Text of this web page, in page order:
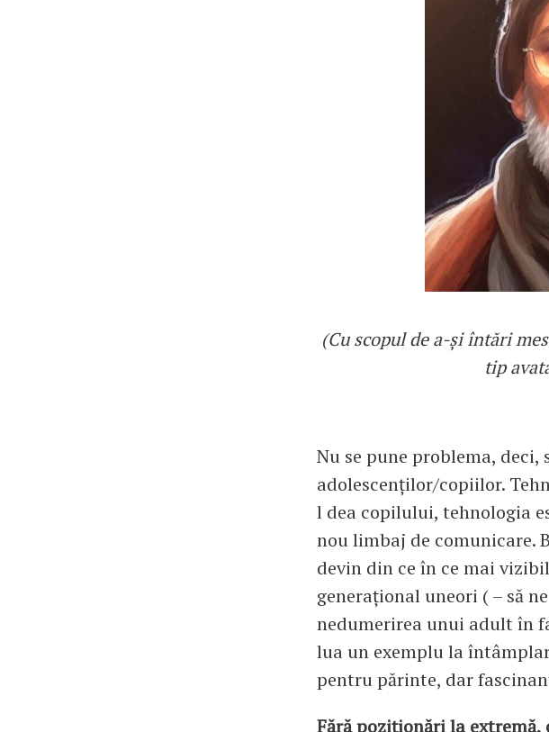
(Cu scopul de a-și întări
tip
Nu se pune problema, deci,
adolescenților/copiilor.
l dea copilului, tehnologia
nou limbaj de comunicare.
devin din ce în ce mai
generațional uneori ( – să
nedumerirea unui adult în
lua un exemplu la
pentru părinte, dar
Fără poziționări la